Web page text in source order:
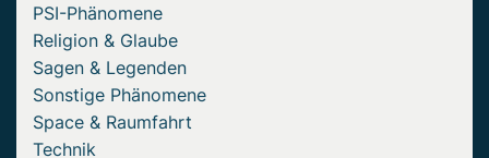
PSI-Phänomene
Religion & Glaube
Sagen & Legenden
Sonstige Phänomene
Space & Raumfahrt
Technik